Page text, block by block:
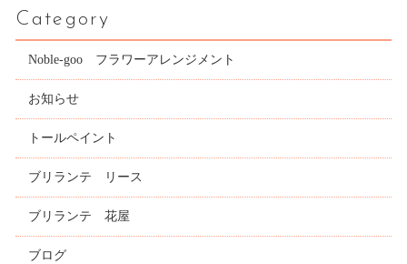
Category
Noble-goo フラワーアレンジメント
お知らせ
トールペイント
ブリランテ リース
ブリランテ 花屋
ブログ